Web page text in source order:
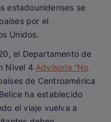
estadounidenses se
por el
Unidos.
el Departamento de
Nivel 4 Advisoria “No
de Centroamérica
ha establecido
el viaje vuelva a